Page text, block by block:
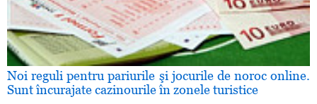
Noi reguli pentru pariurile şi jocurile de noroc online.
Sunt încurajate cazinourile în zonele turistice